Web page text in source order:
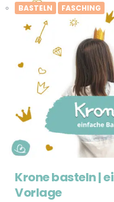
BASTELN FASCHING
Krone basteln |
Vorlage